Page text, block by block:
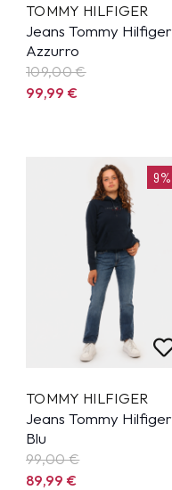
TOMMY HILFIGER
Jeans Tommy Hilfiger
Azzurro
109,00 €
99,99€
9%
TOMMY HILFIGER
Jeans Tommy Hilfiger
Blu
99,00 €
89,99€